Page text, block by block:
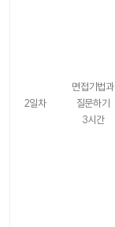
2일차
면접기법과
질문하기
3시간